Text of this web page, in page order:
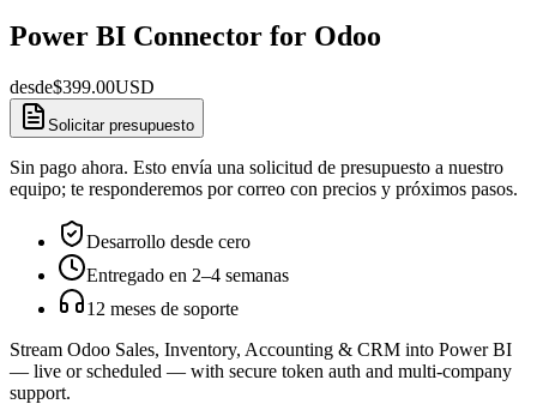
Power BI Connector for Odoo
desde$399.00USD
Solicitar presupuesto
Sin pago ahora. Esto envía una solicitud de presupuesto a nuestro
equipo; te responderemos por correo con precios y próximos pasos.
Desarrollo desde cero
Entregado en 2–4 semanas
12 meses de soporte
Stream Odoo Sales, Inventory, Accounting & CRM into Power BI
— live or scheduled — with secure token auth and multi-company
support.